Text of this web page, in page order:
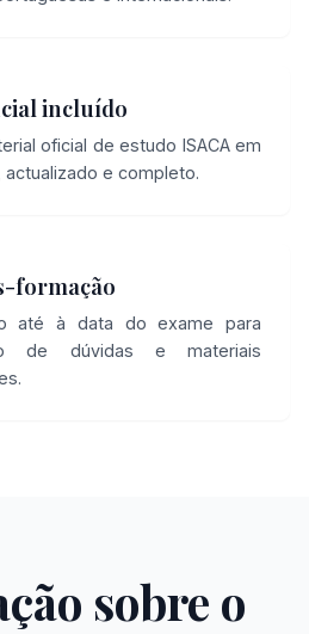
incluído
oficial de estudo ISACA em
e completo.
formação
até à data do exame para
de dúvidas e materiais
sobre o